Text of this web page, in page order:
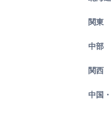
関東
中部
関西
中国